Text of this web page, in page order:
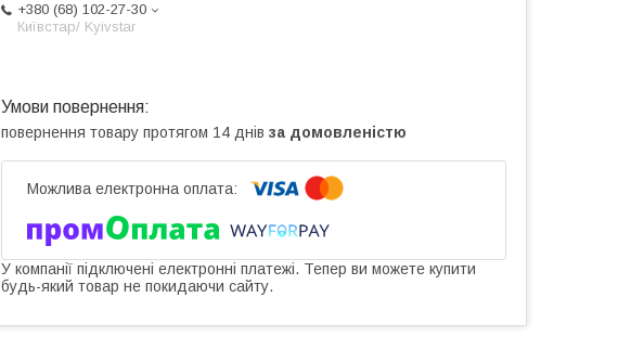
+380 (68) 102-27-30
Київстар/ Kyivstar
повернення товару протягом 14 днів за домовленістю
У компанії підключені електронні платежі. Тепер ви можете купити
будь-який товар не покидаючи сайту.